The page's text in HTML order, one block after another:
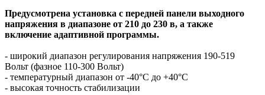
Предусмотрена установка с передней панели выходного
напряжения в диапазоне от 210 до 230 в, а также
включение адаптивной программы.
- широкий диапазон регулирования напряжения 190-519
Вольт (фазное 110-300 Вольт)
- температурный диапазон от -40°С до +40°С
- высокая точность стабилизации